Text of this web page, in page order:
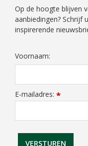
Op de hoogte blijven
aanbiedingen? Schrijf
inspirerende
Voornaam:
E-mailadres: *